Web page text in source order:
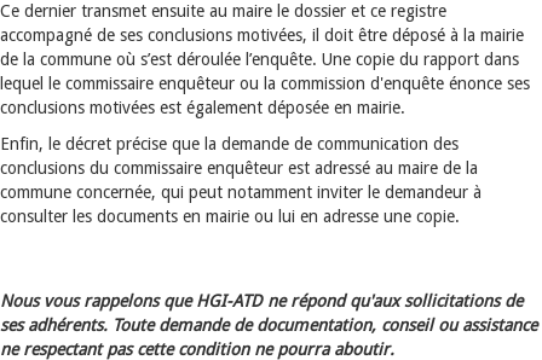
Ce dernier transmet ensuite au maire le dossier et ce registre
accompagné de ses conclusions motivées, il doit être déposé à la mairie
de la commune où s’est déroulée l’enquête. Une copie du rapport dans
lequel le commissaire enquêteur ou la commission d'enquête énonce ses
conclusions motivées est également déposée en mairie.
Enfin, le décret précise que la demande de communication des
conclusions du commissaire enquêteur est adressé au maire de la
commune concernée, qui peut notamment inviter le demandeur à
consulter les documents en mairie ou lui en adresse une copie.
Nous vous rappelons que HGI-ATD ne répond qu'aux sollicitations de
ses adhérents. Toute demande de documentation, conseil ou assistance
ne respectant pas cette condition ne pourra aboutir.